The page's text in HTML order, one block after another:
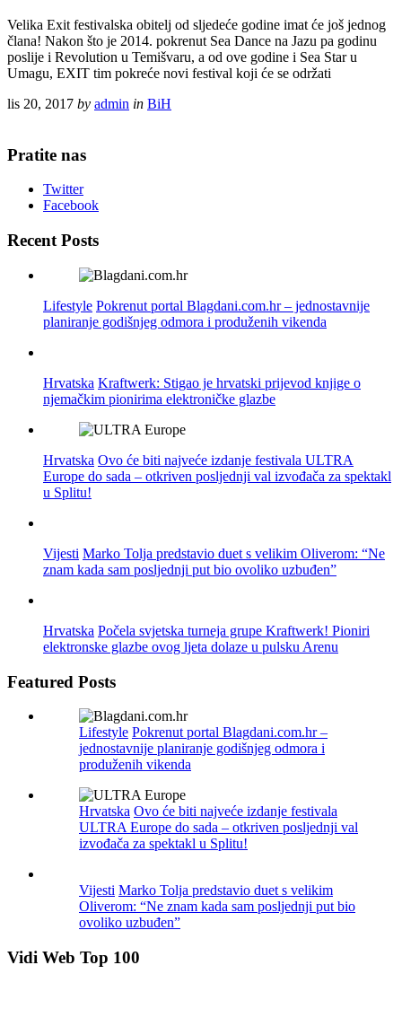
Velika Exit festivalska obitelj od sljedeće godine imat će još jednog
člana! Nakon što je 2014. pokrenut Sea Dance na Jazu pa godinu
poslije i Revolution u Temišvaru, a od ove godine i Sea Star u
Umagu, EXIT tim pokreće novi festival koji će se održati
lis 20, 2017 by admin in BiH
Pratite nas
Twitter
Facebook
Recent Posts
Lifestyle Pokrenut portal Blagdani.com.hr – jednostavnije
planiranje godišnjeg odmora i produženih vikenda
Hrvatska Kraftwerk: Stigao je hrvatski prijevod knjige o
njemačkim pionirima elektroničke glazbe
Hrvatska Ovo će biti najveće izdanje festivala ULTRA
Europe do sada – otkriven posljednji val izvođača za spektakl
u Splitu!
Vijesti Marko Tolja predstavio duet s velikim Oliverom: “Ne
znam kada sam posljednji put bio ovoliko uzbuđen”
Hrvatska Počela svjetska turneja grupe Kraftwerk! Pioniri
elektronske glazbe ovog ljeta dolaze u pulsku Arenu
Featured Posts
Lifestyle Pokrenut portal Blagdani.com.hr –
jednostavnije planiranje godišnjeg odmora i
produženih vikenda
Hrvatska Ovo će biti najveće izdanje festivala
ULTRA Europe do sada – otkriven posljednji val
izvođača za spektakl u Splitu!
Vijesti Marko Tolja predstavio duet s velikim
Oliverom: “Ne znam kada sam posljednji put bio
ovoliko uzbuđen”
Vidi Web Top 100